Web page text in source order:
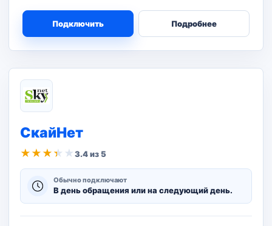
Подключить Подробнее
СкайНет
★ ★ ★ ★ ★3.4 из 5
Обычно подключают
В день обращения или на следующий день.